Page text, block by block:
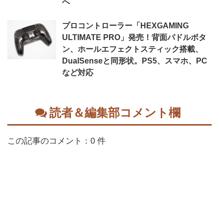
へ
プロコントローラー「HEXGAMING
ULTIMATE PRO」発売！背面パドルボタ
ン、ホールエフェクトスティック搭載、
DualSenseと同形状。PS5、スマホ、PC
など対応
読者＆編集部コメント欄
この記事のコメント：0 件